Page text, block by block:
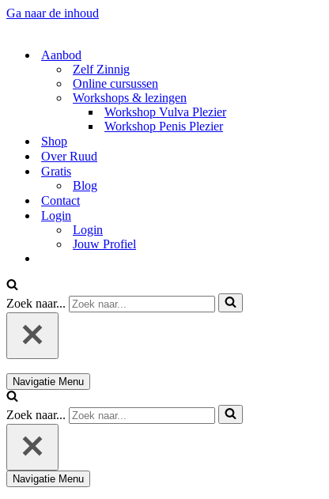
Ga naar de inhoud
Aanbod
Zelf Zinnig
Online cursussen
Workshops & lezingen
Workshop Vulva Plezier
Workshop Penis Plezier
Shop
Over Ruud
Gratis
Blog
Contact
Login
Login
Jouw Profiel
Zoek naar...
Navigatie Menu
Zoek naar...
Navigatie Menu